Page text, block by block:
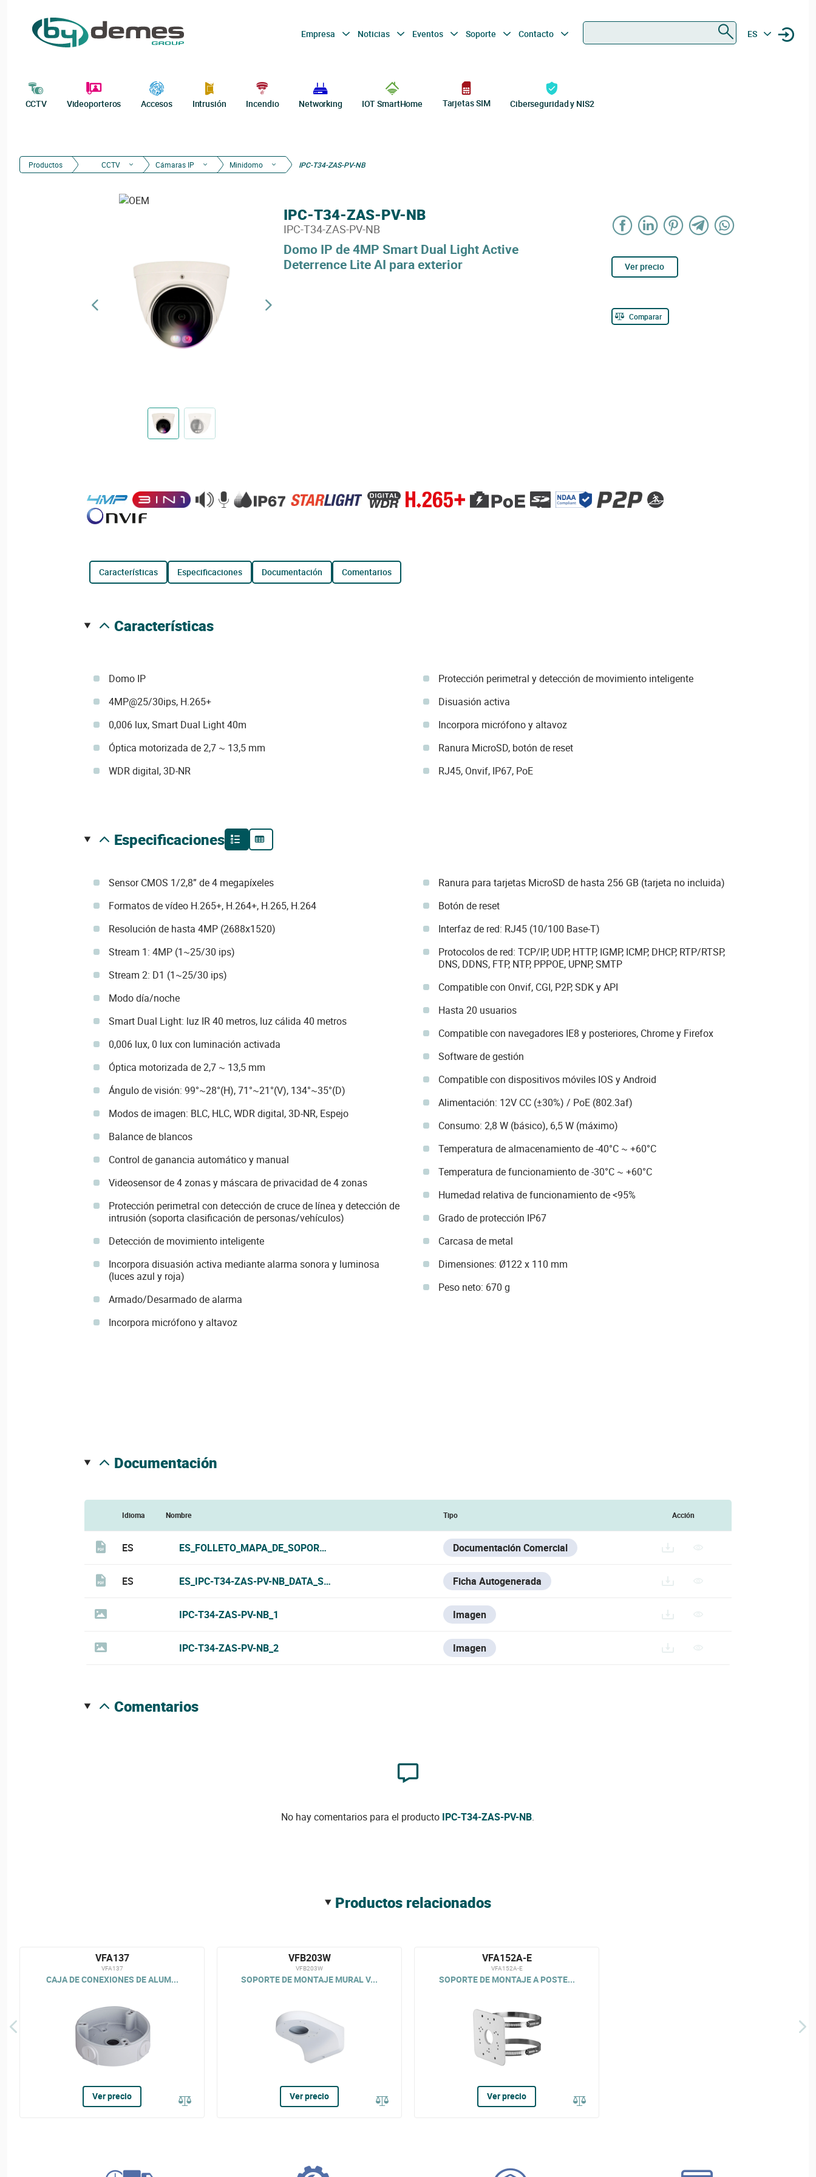
Empresa Noticias Eventos Soporte Contacto ES
CCTV Videoporteros Accesos Intrusión Incendio Networking IOT SmartHome Tarjetas SIM Ciberseguridad y NIS2
Productos CCTV Cámaras IP Minidomo IPC-T34-ZAS-PV-NB
Domo IP de 4MP Smart Dual Light Active
Deterrence Lite AI para exterior
IPC-T34-ZAS-PV-NB
IPC-T34-ZAS-PV-NB
Ver precio
Comparar
características especificaciones documentación comentarios
características
Domo IP
4MP@25/30ips, H.265+
0,006 lux, Smart Dual Light 40m
Óptica motorizada de 2,7 ~ 13,5 mm
WDR digital, 3D-NR
Protección perimetral y detección de movimiento inteligente
Disuasión activa
Incorpora micrófono y altavoz
Ranura MicroSD, botón de reset
RJ45, Onvif, IP67, PoE
especificaciones
Sensor CMOS 1/2,8” de 4 megapíxeles
Formatos de vídeo H.265+, H.264+, H.265, H.264
Resolución de hasta 4MP (2688x1520)
Stream 1: 4MP (1~25/30 ips)
Stream 2: D1 (1~25/30 ips)
Modo día/noche
Smart Dual Light: luz IR 40 metros, luz cálida 40 metros
0,006 lux, 0 lux con luminación activada
Óptica motorizada de 2,7 ~ 13,5 mm
Ángulo de visión: 99°~28°(H), 71°~21°(V), 134°~35°(D)
Modos de imagen: BLC, HLC, WDR digital, 3D-NR, Espejo
Balance de blancos
Control de ganancia automático y manual
Videosensor de 4 zonas y máscara de privacidad de 4 zonas
Protección perimetral con detección de cruce de línea y detección de
intrusión (soporta clasificación de personas/vehículos)
Detección de movimiento inteligente
Incorpora disuasión activa mediante alarma sonora y luminosa
(luces azul y roja)
Armado/Desarmado de alarma
Incorpora micrófono y altavoz
Ranura para tarjetas MicroSD de hasta 256 GB (tarjeta no incluida)
Botón de reset
Interfaz de red: RJ45 (10/100 Base-T)
Protocolos de red: TCP/IP, UDP, HTTP, IGMP, ICMP, DHCP, RTP/RTSP,
DNS, DDNS, FTP, NTP, PPPOE, UPNP, SMTP
Compatible con Onvif, CGI, P2P, SDK y API
Hasta 20 usuarios
Compatible con navegadores IE8 y posteriores, Chrome y Firefox
Software de gestión
Compatible con dispositivos móviles IOS y Android
Alimentación: 12V CC (±30%) / PoE (802.3af)
Consumo: 2,8 W (básico), 6,5 W (máximo)
Temperatura de almacenamiento de -40°C ~ +60°C
Temperatura de funcionamiento de -30°C ~ +60°C
Humedad relativa de funcionamiento de <95%
Grado de protección IP67
Carcasa de metal
Dimensiones: Ø122 x 110 mm
Peso neto: 670 g
documentación
Idioma Nombre Tipo Acción
ES ES_FOLLETO_MAPA_DE_SOPORTES_VESTA_2026.PDF Documentación Comercial
ES ES_IPC-T34-ZAS-PV-NB_DATA_SHEET.PDF Ficha Autogenerada
IPC-T34-ZAS-PV-NB_1 Imagen
IPC-T34-ZAS-PV-NB_2 Imagen
comentarios
No hay comentarios para el producto IPC-T34-ZAS-PV-NB.
productos relacionados
VFA137
VFA137
CAJA DE CONEXIONES DE ALUM...
Ver precio
VFB203W
VFB203W
SOPORTE DE MONTAJE MURAL V...
Ver precio
VFA152A-E
VFA152A-E
SOPORTE DE MONTAJE A POSTE...
Ver precio